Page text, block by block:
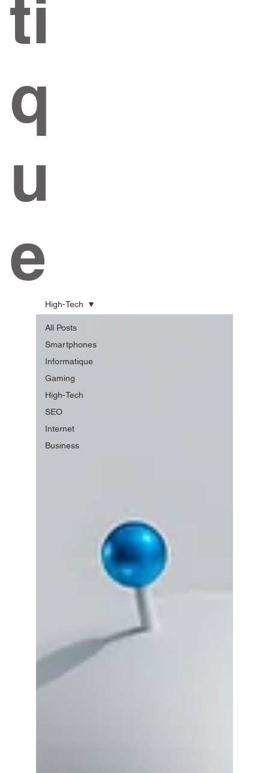
ti
q
u
e
All Posts
Smartphones
Informatique
Gaming
High-Tech
SEO
Internet
Business
High-Tech